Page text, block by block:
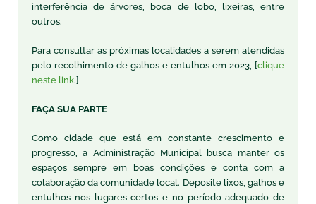
interferência de árvores, boca de lobo, lixeiras, entre
outros.
Para consultar as próximas localidades a serem atendidas
pelo recolhimento de galhos e entulhos em 2023, [clique
neste link.]
FAÇA SUA PARTE
Como cidade que está em constante crescimento e
progresso, a Administração Municipal busca manter os
espaços sempre em boas condições e conta com a
colaboração da comunidade local. Deposite lixos, galhos e
entulhos nos lugares certos e no período adequado de